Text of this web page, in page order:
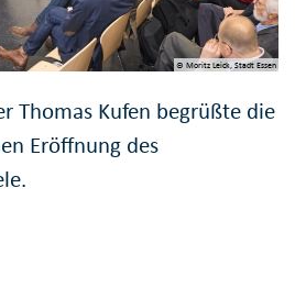
© Moritz Leick, Stadt Essen
Thomas Kufen begrüßte die
Eröffnung des